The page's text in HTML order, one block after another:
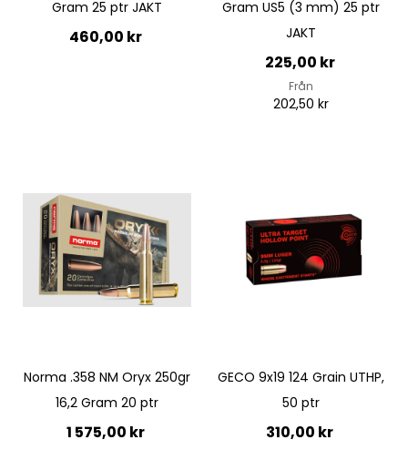
Gram 25 ptr JAKT
460,00 kr
Quickview
Gram US5 (3 mm) 25 ptr
JAKT
225,00 kr
Från
202,50 kr
Norma .358 NM Oryx 250gr
16,2 Gram 20 ptr
1 575,00 kr
GECO 9x19 124 Grain UTHP,
50 ptr
310,00 kr